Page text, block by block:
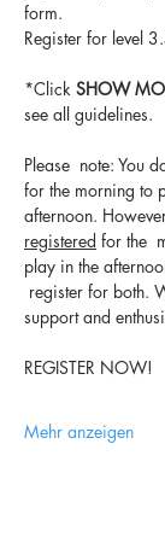
form.
Register for level
*Click SHOW
see all guidelines.
Please  note: You
for the morning to
afternoon.
registered for the
play in the
register for both.
support and
REGISTER NOW!
Mehr anzeigen